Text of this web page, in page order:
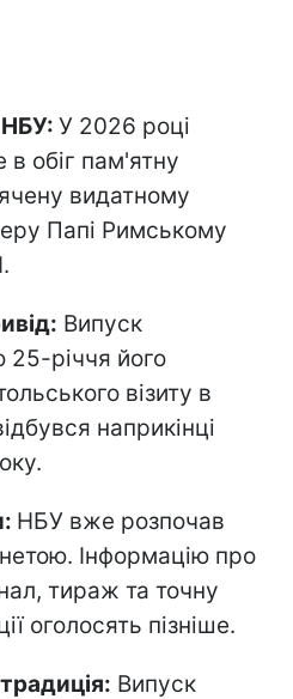
У 2026 році
обіг пам'ятну
видатному
Папі Римському
Випуск
25-річчя його
візиту в
наприкінці
НБУ вже розпочав
Інформацію про
тираж та точну
оголосять пізніше.
Випуск